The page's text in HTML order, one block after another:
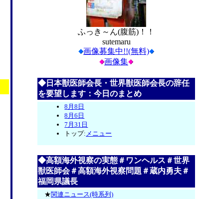
ふっき～ん(腹筋)！！
sutemaru
画像募集中!!(無料)
画像集
◆日本獣医師会長・世界獣医師会長の辞任
を要望します：今日のまとめ
8月8日
8月6日
7月31日
トップ: メニュー
◆高額海外視察の実態＃ワンヘルス＃世界
獣医師会＃高額海外視察問題＃蔵内勇夫＃
福岡県議長
★関連ニュース(時系列)